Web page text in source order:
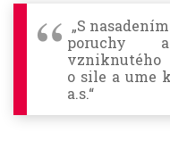
„S
poruchy
vzniknutého
o sile a ume
a.s.“